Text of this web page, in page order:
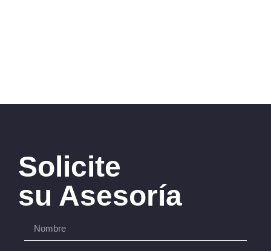
Solicite
su Asesoría